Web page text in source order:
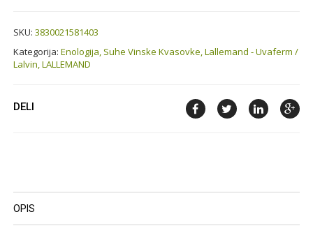
SKU:3830021581403
Kategorija:Enologija, Suhe Vinske Kvasovke,Lallemand - Uvaferm /
Lalvin,LALLEMAND
DELI
OPIS